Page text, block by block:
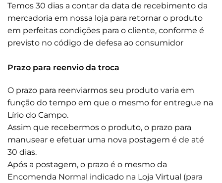
Temos 30 dias a contar da data de recebimento da
mercadoria em nossa loja para retornar o produto
em perfeitas condições para o cliente, conforme é
previsto no código de defesa ao consumidor
Prazo para reenvio da troca
O prazo para reenviarmos seu produto varia em
função do tempo em que o mesmo for entregue na
Lírio do Campo.
Assim que recebermos o produto, o prazo para
manusear e efetuar uma nova postagem é de até
30 dias.
Após a postagem, o prazo é o mesmo da
Encomenda Normal indicado na Loja Virtual (para